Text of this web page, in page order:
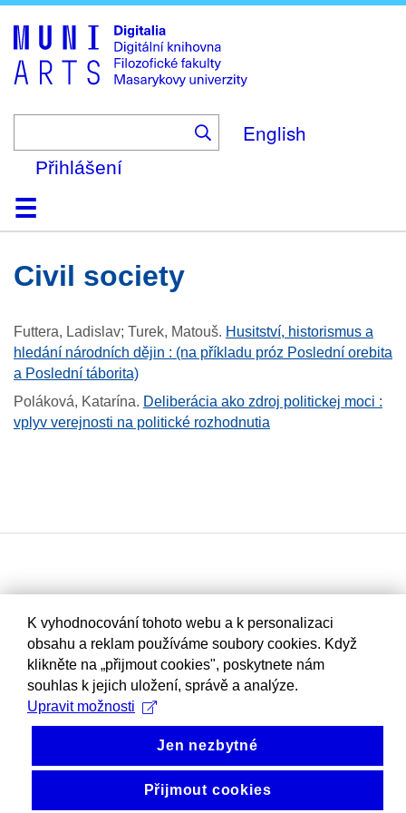
to
main
content
English
Přihlášení
DomůKolekce
Prohlížení
Vyhledávání
O platformě
Nápověda
KontaktDigitalia
civil society
Futtera, Ladislav; Turek, Matouš. Husitství, historismus a
hledání národních dějin : (na příkladu próz Poslední orebita
a Poslední táborita)
Poláková, Katarína. Deliberácia ako zdroj politickej moci :
vplyv verejnosti na politické rozhodnutia
K vyhodnocování tohoto webu a k personalizaci
obsahu a reklam používáme soubory cookies. Když
klikněte na „přijmout cookies", poskytnete nám
souhlas k jejich uložení, správě a analýze.
Upravit možnosti
Jen nezbytné
Přijmout cookies